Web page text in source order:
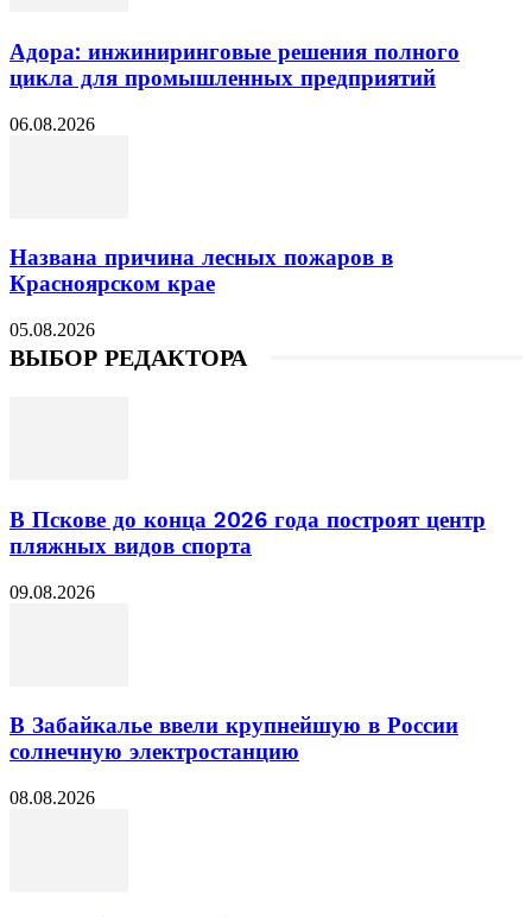
Адора: инжиниринговые решения полного
цикла для промышленных предприятий
06.08.2026
Названа причина лесных пожаров в
Красноярском крае
05.08.2026
ВЫБОР РЕДАКТОРА
В Пскове до конца 2026 года построят центр
пляжных видов спорта
09.08.2026
В Забайкалье ввели крупнейшую в России
солнечную электростанцию
08.08.2026